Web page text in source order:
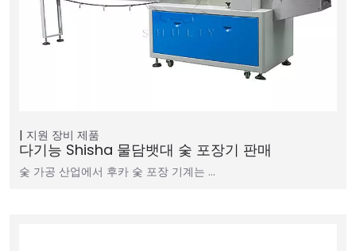
지원 장비 제품
다기능 Shisha 물담뱃대 숯 포장기 판매
숯 가공 산업에서 후카 숯 포장 기계는 …